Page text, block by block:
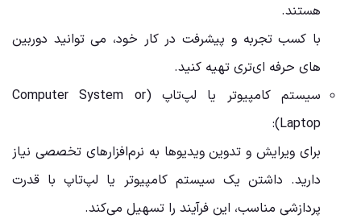
هستند.
با کسب تجربه و پیشرفت در کار خود، می ‌توانید دوربین‌
های حرفه‌ ای‌تری تهیه کنید.
سیستم کامپیوتر یا لپ‌تاپ (Computer System or
Laptop):
برای ویرایش و تدوین ویدیوها به نرم‌افزارهای تخصصی نیاز
دارید. داشتن یک سیستم کامپیوتر یا لپ‌تاپ با قدرت
پردازشی مناسب، این فرآیند را تسهیل می‌کند.